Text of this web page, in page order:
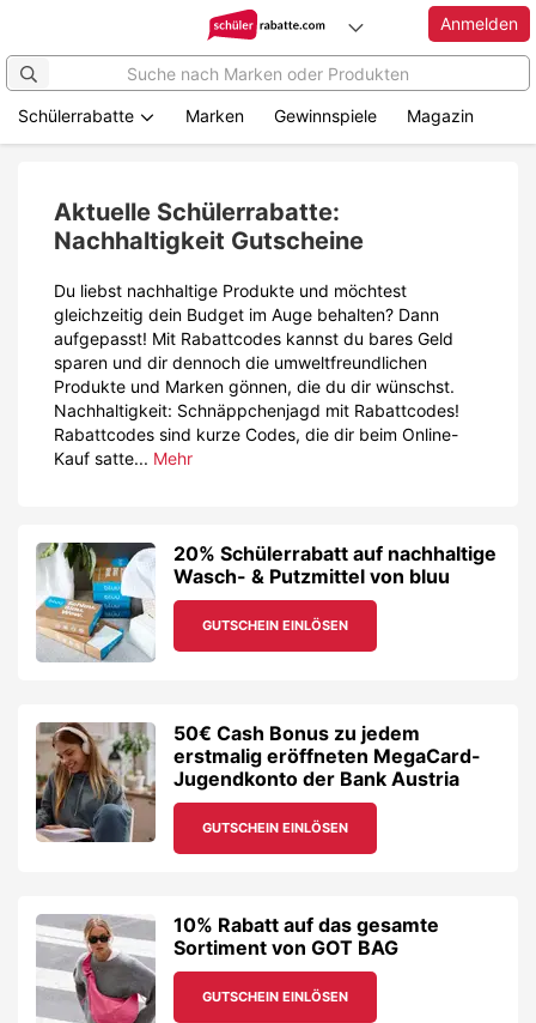
springen
Anmelden
Schülerrabatte Marken Gewinnspiele Magazin
Aktuelle Schülerrabatte:
Nachhaltigkeit Gutscheine
Du liebst nachhaltige Produkte und möchtest
gleichzeitig dein Budget im Auge behalten? Dann
aufgepasst! Mit Rabattcodes kannst du bares Geld
sparen und dir dennoch die umweltfreundlichen
Produkte und Marken gönnen, die du dir wünschst.
Nachhaltigkeit: Schnäppchenjagd mit Rabattcodes!
Rabattcodes sind kurze Codes, die dir beim Online-
Kauf satte... Mehr
20% Schülerrabatt auf nachhaltige
Wasch- & Putzmittel von bluu
GUTSCHEIN EINLÖSEN
50€ Cash Bonus zu jedem
erstmalig eröffneten MegaCard-
Jugendkonto der Bank Austria
GUTSCHEIN EINLÖSEN
10% Rabatt auf das gesamte
Sortiment von GOT BAG
GUTSCHEIN EINLÖSEN